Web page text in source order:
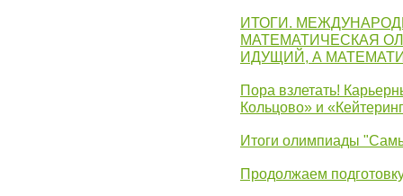
ИТОГИ.
МАТЕМАТИЧЕСКАЯ
ИДУЩИЙ, А
Пора взлетать!
Кольцово» и
Итоги олимпиады
Продолжаем